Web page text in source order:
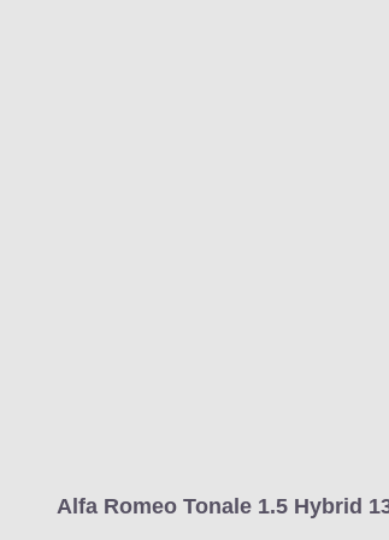
Alfa Romeo Tonale 1.5 Hybrid